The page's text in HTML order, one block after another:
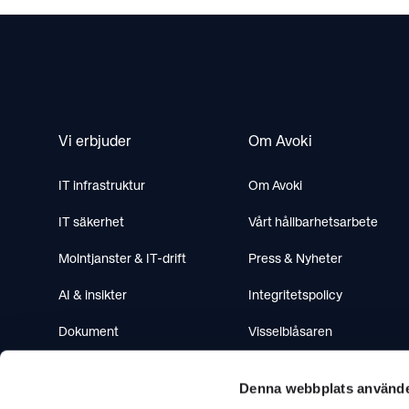
Denna webbplats
Vi erbjuder
IT infrastruktur
IT säkerhet
Molntjanster & IT-drift
AI & insikter
Dokument
Om Avoki
Om Avoki
Vårt hållbarhetsarbete
Press & Nyheter
Integritetspolicy
Visselblåsaren